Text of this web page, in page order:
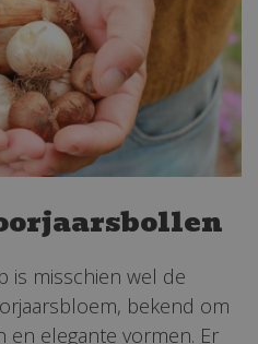
is misschien wel de
bekend om
en elegante vormen. Er